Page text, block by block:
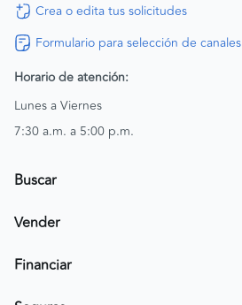
Crea o edita tus solicitudes
Formulario para selección de canales
Horario de atención:
Lunes a Viernes
7:30 a.m. a 5:00 p.m.
Buscar
Encuentra un carro
Vender
Publicar mi vehículo
Financiar